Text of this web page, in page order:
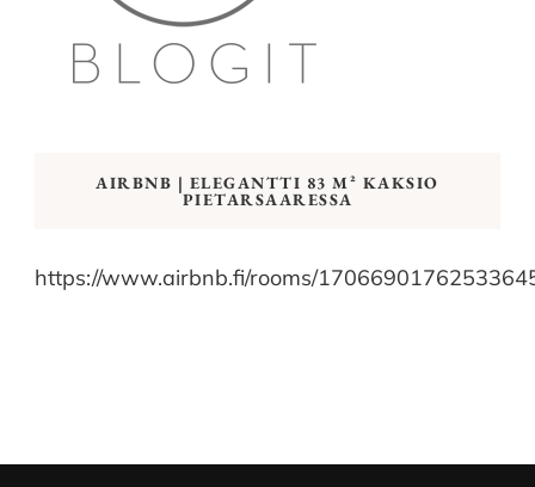
AIRBNB | ELEGANTTI 83 M² KAKSIO
PIETARSAARESSA
https://www.airbnb.fi/rooms/